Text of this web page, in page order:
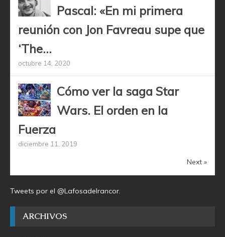
Pascal: «En mi primera
reunión con Jon Favreau supe que
‘The...
octubre 14, 2020
Cómo ver la saga Star
Wars. El orden en la
Fuerza
diciembre 11, 2019
Next »
Tweets por el @Lafosadelrancor.
ARCHIVOS